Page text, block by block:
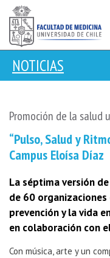
NOTICIAS
Promoción de la salud
“Pulso, Salud y
Campus Eloísa Díaz
La séptima versión
de 60
prevención y la vida
en colaboración con
Con música, arte y un